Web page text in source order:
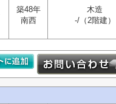
築48年
南西
木造
-/（2階建）